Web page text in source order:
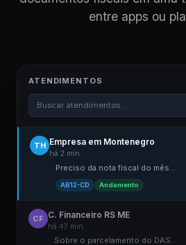
entre apps ou
ATENDIMENTOS
Buscar atendimentos...
TH Empresa em Montenegro
há 2 min
Preciso da nota fiscal do mês...
AB12-CD Andamento
CF C. Financeiro RS ME
há 47 min
Sobre o parcelamento do DAS...